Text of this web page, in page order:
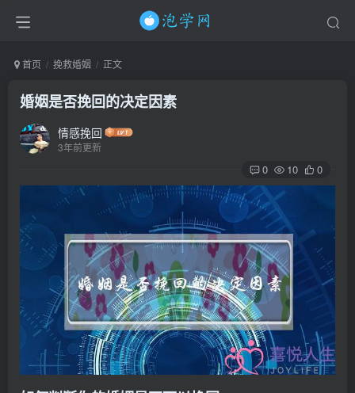
首页 挽救婚姻 正文
婚姻是否挽回的决定因素
情感挽回
3年前更新
0 10 0